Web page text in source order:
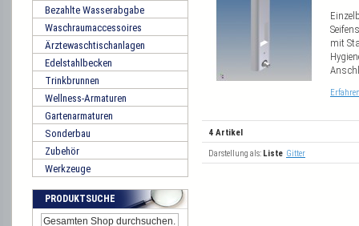
mit
4 Artikel
Darstellung als: Liste Gitter
Bezahlte Wasserabgabe
Waschraumaccessoires
Ärztewaschtischanlagen
Edelstahlbecken
Trinkbrunnen
Wellness-Armaturen
Gartenarmaturen
Sonderbau
Zubehör
Werkzeuge
PRODUKTSUCHE